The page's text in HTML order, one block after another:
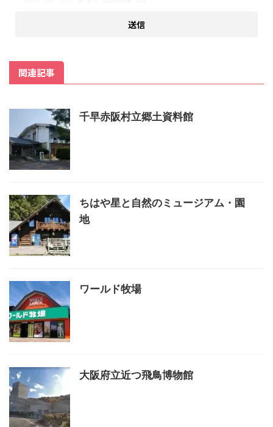
関連記事
千早赤阪村立郷土資料館
ちはや星と自然のミュージアム・園
地
ワールド牧場
大阪府立近つ飛鳥博物館